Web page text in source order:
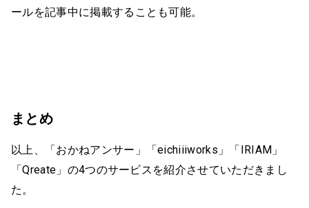
ールを記事中に掲載することも可能。
まとめ
以上、「おかねアンサー」「eichiiiworks」「IRIAM」
「Qreate」の4つのサービスを紹介させていただきまし
た。